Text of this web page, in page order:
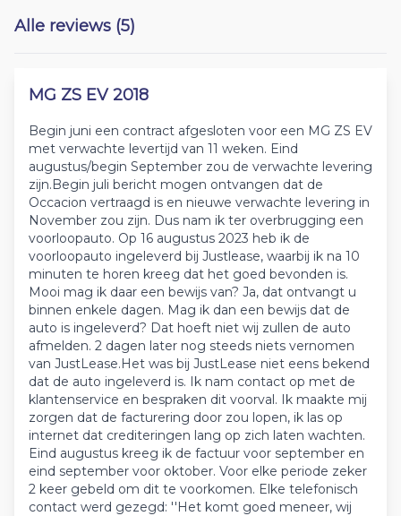
Alle reviews (5)
MG ZS EV 2018
Begin juni een contract afgesloten voor een MG ZS EV
met verwachte levertijd van 11 weken. Eind
augustus/begin September zou de verwachte levering
zijn.Begin juli bericht mogen ontvangen dat de
Occacion vertraagd is en nieuwe verwachte levering in
November zou zijn. Dus nam ik ter overbrugging een
voorloopauto. Op 16 augustus 2023 heb ik de
voorloopauto ingeleverd bij Justlease, waarbij ik na 10
minuten te horen kreeg dat het goed bevonden is.
Mooi mag ik daar een bewijs van? Ja, dat ontvangt u
binnen enkele dagen. Mag ik dan een bewijs dat de
auto is ingeleverd? Dat hoeft niet wij zullen de auto
afmelden. 2 dagen later nog steeds niets vernomen
van JustLease.Het was bij JustLease niet eens bekend
dat de auto ingeleverd is. Ik nam contact op met de
klantenservice en bespraken dit voorval. Ik maakte mij
zorgen dat de facturering door zou lopen, ik las op
internet dat crediteringen lang op zich laten wachten.
Eind augustus kreeg ik de factuur voor september en
eind september voor oktober. Voor elke periode zeker
2 keer gebeld om dit te voorkomen. Elke telefonisch
contact werd gezegd: ''Het komt goed meneer, wij